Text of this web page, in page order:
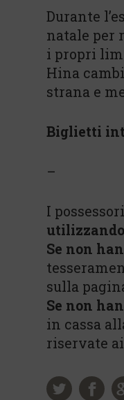
Durante
natale per
i propri
Hina
strana e
Biglietti
–
I
Se non
sulla
Se non
in cassa
riservate